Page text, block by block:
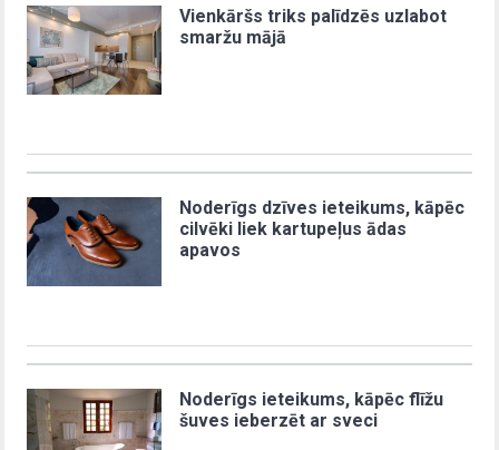
Vienkāršs triks palīdzēs uzlabot
smaržu mājā
Noderīgs dzīves ieteikums, kāpēc
cilvēki liek kartupeļus ādas
apavos
Noderīgs ieteikums, kāpēc flīžu
šuves ieberzēt ar sveci